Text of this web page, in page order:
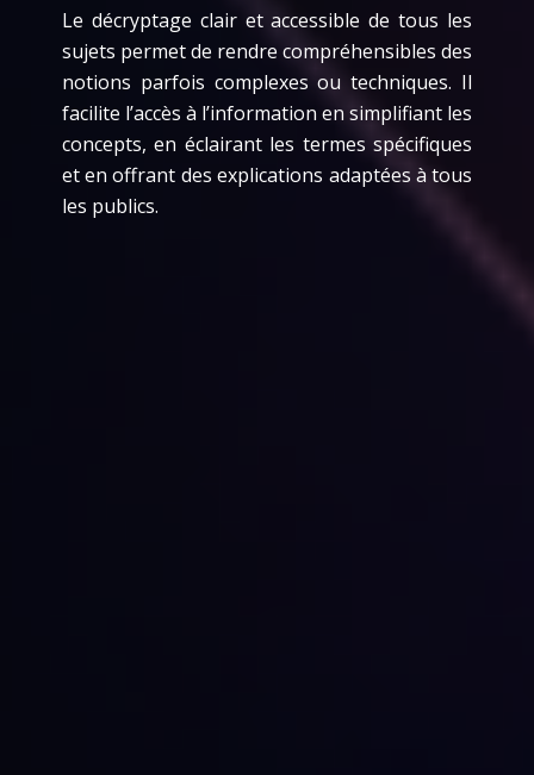
Le décryptage clair et accessible de tous les
sujets permet de rendre compréhensibles des
notions parfois complexes ou techniques. Il
facilite l’accès à l’information en simplifiant les
concepts, en éclairant les termes spécifiques
et en offrant des explications adaptées à tous
les publics.